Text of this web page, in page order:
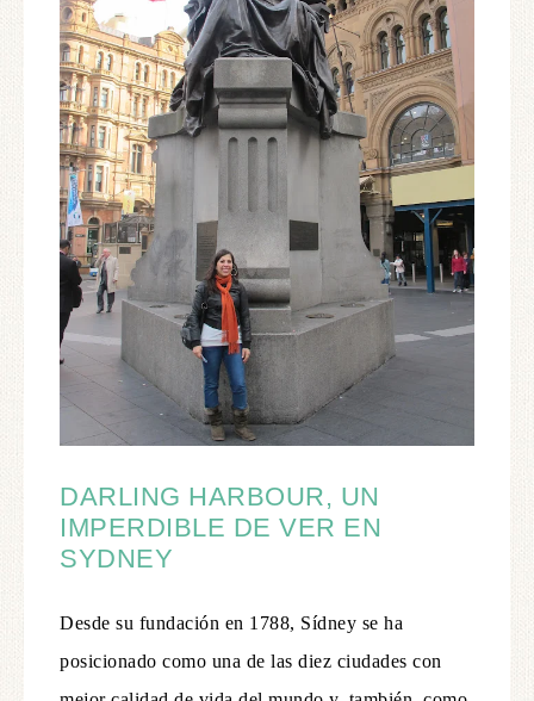
DARLING HARBOUR, UN
IMPERDIBLE DE VER EN
SYDNEY
Desde su fundación en 1788, Sídney se ha
posicionado como una de las diez ciudades con